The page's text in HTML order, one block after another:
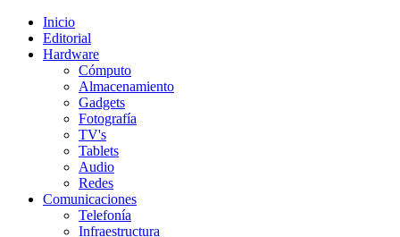
Inicio
Editorial
Hardware
Cómputo
Almacenamiento
Gadgets
Fotografía
TV's
Tablets
Audio
Redes
Comunicaciones
Telefonía
Infraestructura